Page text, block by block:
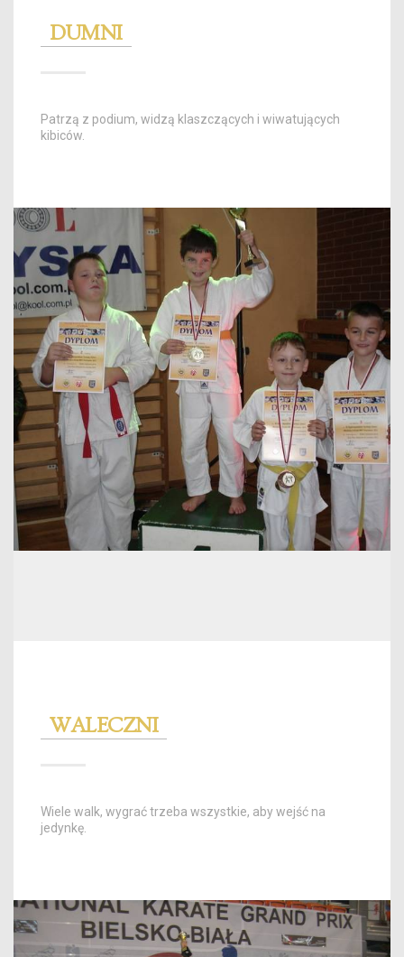
DUMNI
Patrzą z podium, widzą klaszczących i wiwatujących
kibiców.
WALECZNI
Wiele walk, wygrać trzeba wszystkie, aby wejść na
jedynkę.